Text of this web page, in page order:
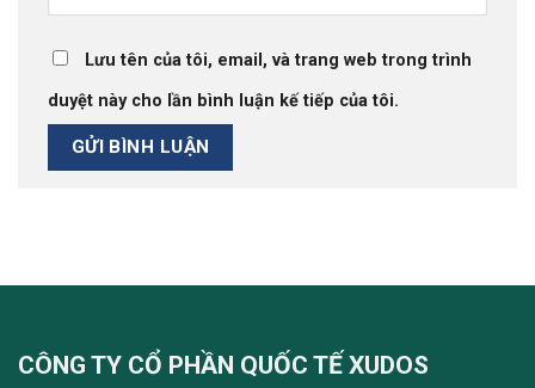
Lưu tên của tôi, email, và trang web trong trình
duyệt này cho lần bình luận kế tiếp của tôi.
CÔNG TY CỔ PHẦN QUỐC TẾ XUDOS